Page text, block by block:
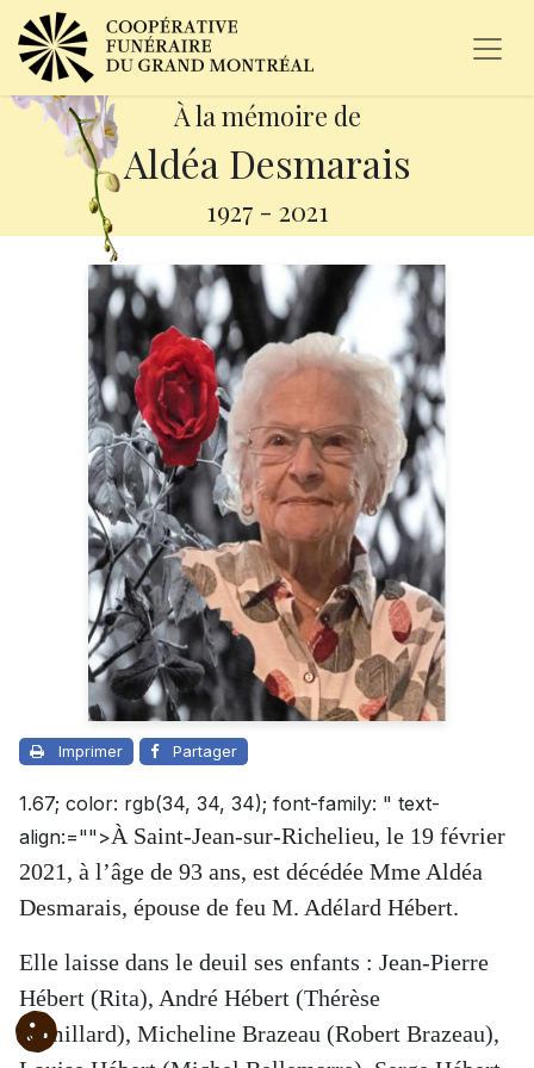
À la mémoire de
Aldéa Desmarais
1927 - 2021
Imprimer Partager
1.67; color: rgb(34, 34, 34); font-family: " text-
align:="">À Saint-Jean-sur-Richelieu, le 19 février
2021, à l’âge de 93 ans, est décédée Mme Aldéa
Desmarais, épouse de feu M. Adélard Hébert.
Elle laisse dans le deuil ses enfants : Jean-Pierre
Hébert (Rita), André Hébert (Thérèse
Rémillard), Micheline Brazeau (Robert Brazeau),